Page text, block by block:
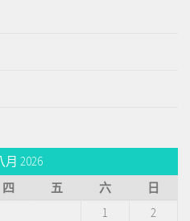
月 2026
四 五 六
日
1
2